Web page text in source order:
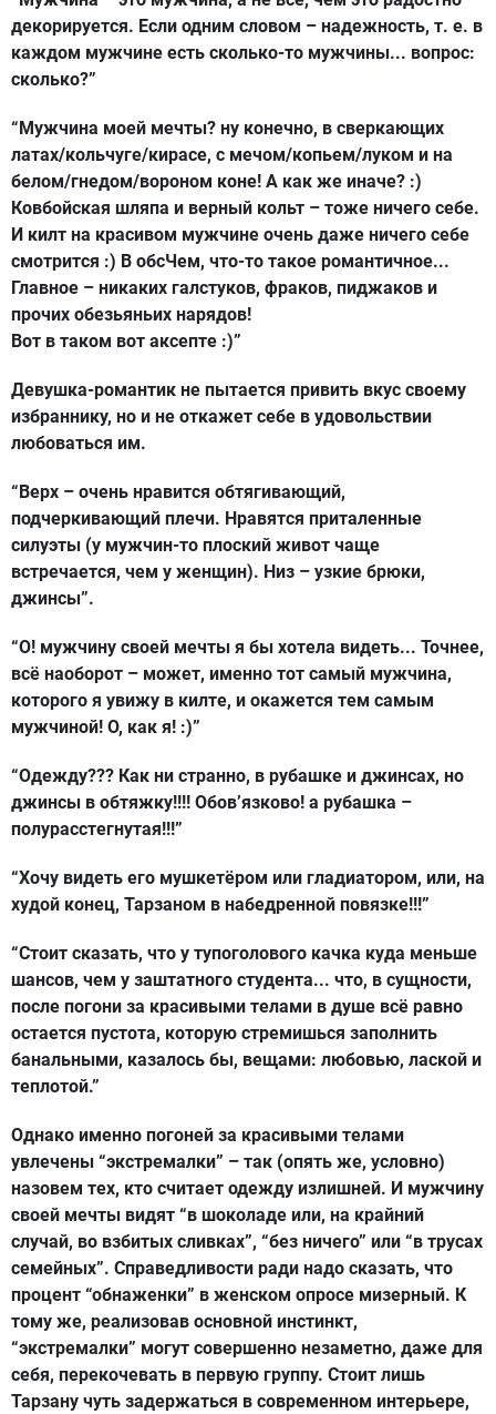
декорируется. Если одним словом – надежность, т. е. в
каждом мужчине есть сколько-то мужчины... вопрос:
сколько?”
“Мужчина моей мечты? ну конечно, в сверкающих
латах/кольчуге/кирасе, с мечом/копьем/луком и на
белом/гнедом/вороном коне! А как же иначе? :)
Ковбойская шляпа и верный кольт – тоже ничего себе.
И килт на красивом мужчине очень даже ничего себе
смотрится :) В обсЧем, что-то такое романтичное...
Главное – никаких галстуков, фраков, пиджаков и
прочих обезьяньих нарядов!
Вот в таком вот аксепте :)”
Девушка-романтик не пытается привить вкус своему
избраннику, но и не откажет себе в удовольствии
любоваться им.
“Верх – очень нравится обтягивающий,
подчеркивающий плечи. Нравятся приталенные
силуэты (у мужчин-то плоский живот чаще
встречается, чем у женщин). Низ – узкие брюки,
джинсы”.
“О! мужчину своей мечты я бы хотела видеть... Точнее,
всё наоборот – может, именно тот самый мужчина,
которого я увижу в килте, и окажется тем самым
мужчиной! О, как я! :)”
“Одежду??? Как ни странно, в рубашке и джинсах, но
джинсы в обтяжку!!!! Обов’язково! а рубашка –
полурасстегнутая!!!”
“Хочу видеть его мушкетёром или гладиатором, или, на
худой конец, Тарзаном в набедренной повязке!!!”
“Стоит сказать, что у тупоголового качка куда меньше
шансов, чем у заштатного студента... что, в сущности,
после погони за красивыми телами в душе всё равно
остается пустота, которую стремишься заполнить
банальными, казалось бы, вещами: любовью, лаской и
теплотой.”
Однако именно погоней за красивыми телами
увлечены “экстремалки” – так (опять же, условно)
назовем тех, кто считает одежду излишней. И мужчину
своей мечты видят “в шоколаде или, на крайний
случай, во взбитых сливках”, “без ничего” или “в трусах
семейных”. Справедливости ради надо сказать, что
процент “обнаженки” в женском опросе мизерный. К
тому же, реализовав основной инстинкт,
“экстремалки” могут совершенно незаметно, даже для
себя, перекочевать в первую группу. Стоит лишь
Тарзану чуть задержаться в современном интерьере,